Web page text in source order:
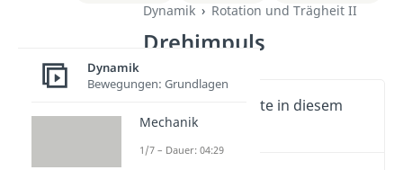
Dynamik
Rotation und Trägheit II
Drehimpuls
Wichtige Inhalte in diesem
Video
Dynamik
Bewegungen: Grundlagen
Mechanik
1/7 – Dauer: 04:29